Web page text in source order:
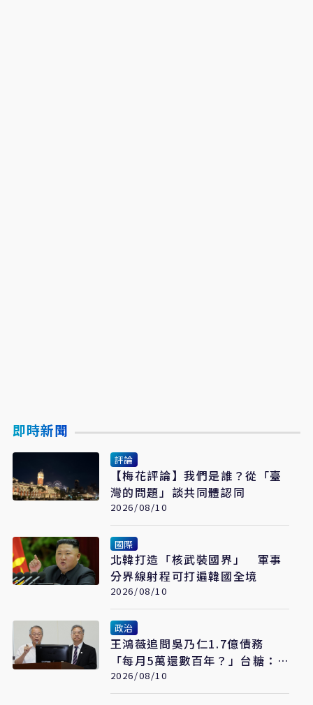
即時新聞
評論
【梅花評論】我們是誰？從「臺
灣的問題」談共同體認同
2026/08/10
國際
北韓打造「核武裝國界」 軍事
分界線射程可打遍韓國全境
2026/08/10
政治
王鴻薇追問吳乃仁1.7億債務
「每月5萬還數百年？」台糖：8
月底再談
2026/08/10